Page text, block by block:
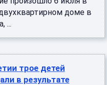
доме в
...
трое детей
в результате